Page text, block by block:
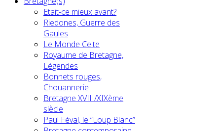
Etait-ce mieux avant?
Riedones, Guerre des
Gaules
Le Monde Celte
Royaume de Bretagne,
Légendes
Bonnets rouges,
Chouannerie
Bretagne XVIII/XIXème
siècle
Paul Féval, le “Loup Blanc”